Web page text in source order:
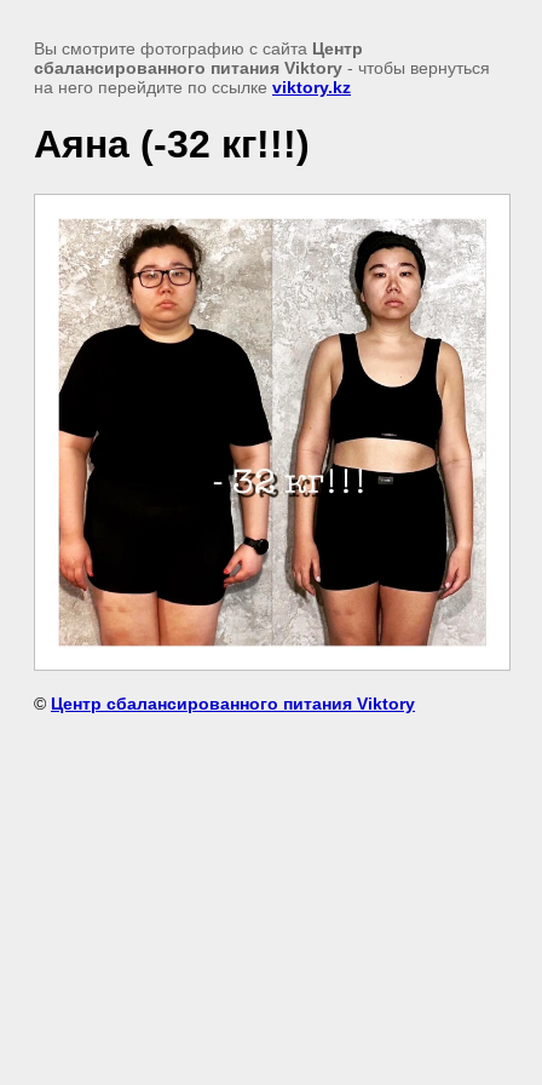
Вы смотрите фотографию с сайта Центр
сбалансированного питания Viktory - чтобы вернуться
на него перейдите по ссылке viktory.kz
Аяна (-32 кг!!!)
© Центр сбалансированного питания Viktory